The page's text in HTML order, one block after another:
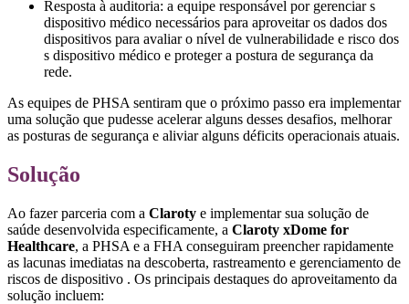
Resposta à auditoria: a equipe responsável por gerenciar s
dispositivo médico necessários para aproveitar os dados dos
dispositivos para avaliar o nível de vulnerabilidade e risco dos
s dispositivo médico e proteger a postura de segurança da
rede.
As equipes de PHSA sentiram que o próximo passo era implementar
uma solução que pudesse acelerar alguns desses desafios, melhorar
as posturas de segurança e aliviar alguns déficits operacionais atuais.
Solução
Ao fazer parceria com a Claroty e implementar sua solução de
saúde desenvolvida especificamente, a Claroty xDome for
Healthcare, a PHSA e a FHA conseguiram preencher rapidamente
as lacunas imediatas na descoberta, rastreamento e gerenciamento de
riscos de dispositivo . Os principais destaques do aproveitamento da
solução incluem: